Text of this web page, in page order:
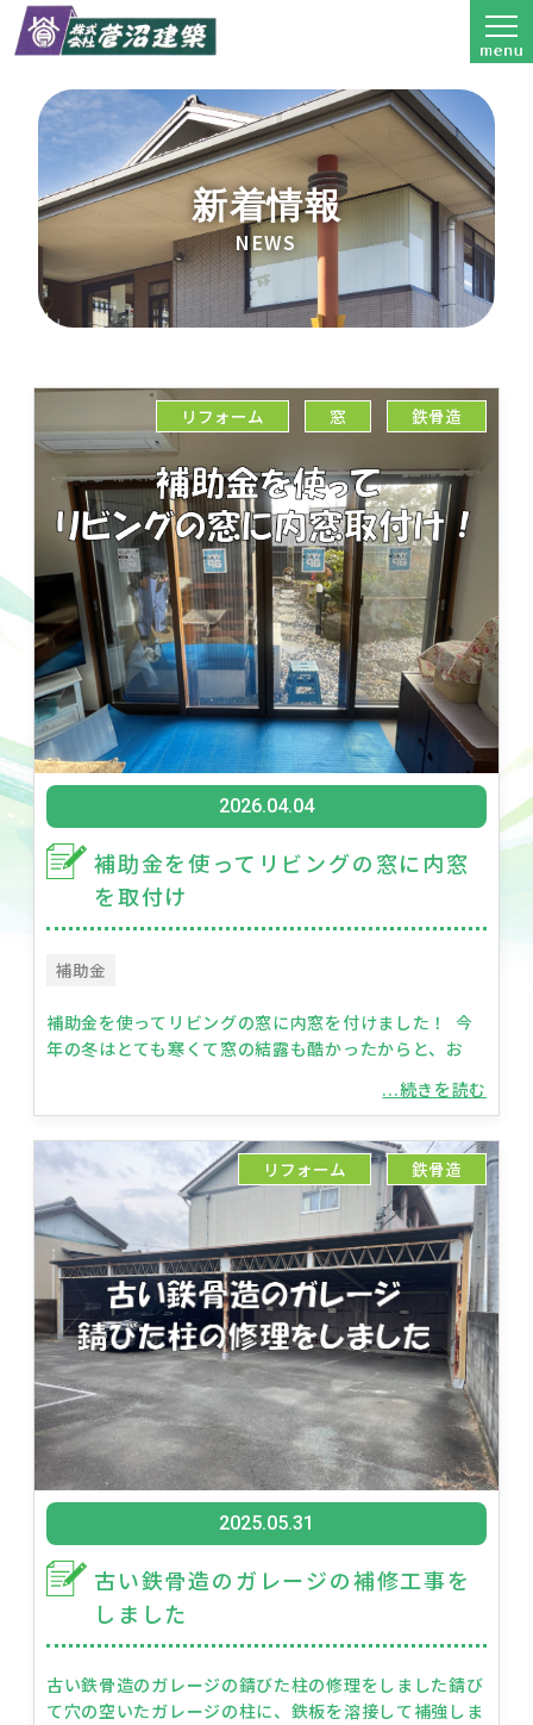
新着情報
NEWS
2026.04.04
補助金を使ってリビングの窓に内窓
を取付け
リフォーム 窓 鉄骨造
補助金
補助金を使ってリビングの窓に内窓を付けました！ 今
年の冬はとても寒くて窓の結露も酷かったからと、お
...続きを読む
2025.05.31
古い鉄骨造のガレージの補修工事を
しました
リフォーム 鉄骨造
古い鉄骨造のガレージの錆びた柱の修理をしました錆び
て穴の空いたガレージの柱に、鉄板を溶接して補強しま